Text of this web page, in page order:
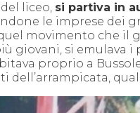
liceo, si partiva in
le imprese dei
movimento che il
giovani, si emulava
proprio a
dell’arrampicata,